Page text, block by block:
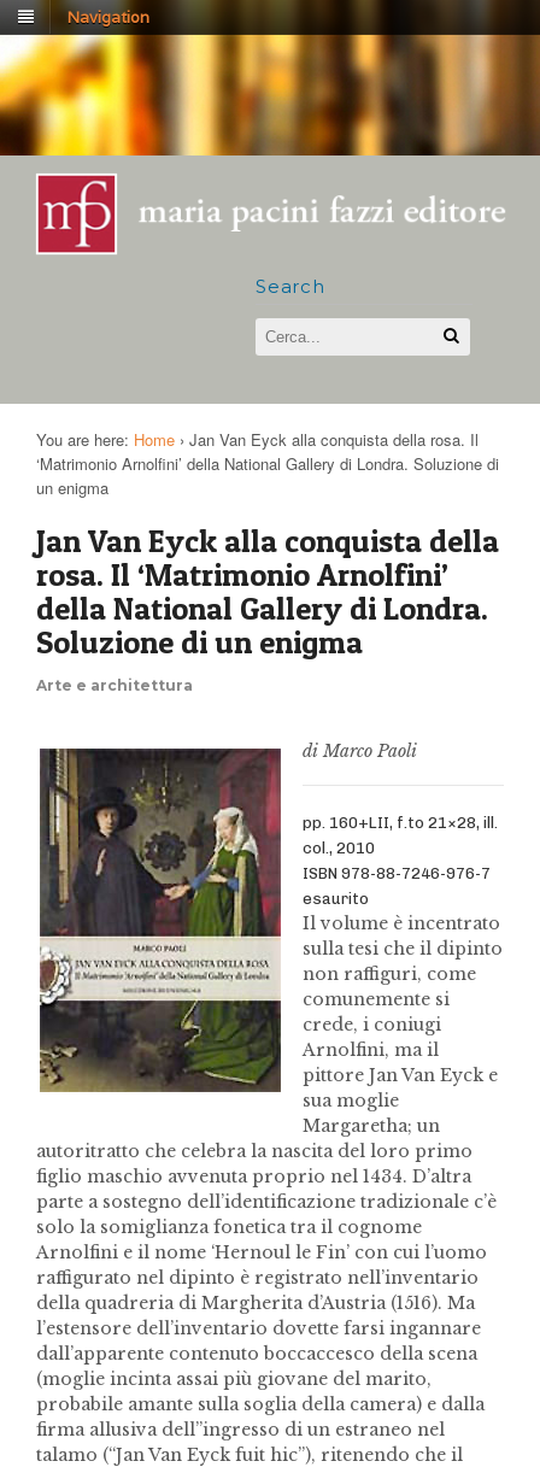
Navigation
Search
You are here: Home › Jan Van Eyck alla conquista della rosa. Il
‘Matrimonio Arnolfini’ della National Gallery di Londra. Soluzione di
un enigma
Jan Van Eyck alla conquista della
rosa. Il ‘Matrimonio Arnolfini’
della National Gallery di Londra.
Soluzione di un enigma
Arte e architettura
di Marco Paoli
pp. 160+LII, f.to 21×28, ill.
col., 2010
ISBN 978-88-7246-976-7
esaurito
Il volume è incentrato
sulla tesi che il dipinto
non raffiguri, come
comunemente si
crede, i coniugi
Arnolfini, ma il
pittore Jan Van Eyck e
sua moglie
Margaretha; un
autoritratto che celebra la nascita del loro primo
figlio maschio avvenuta proprio nel 1434. D’altra
parte a sostegno dell’identificazione tradizionale c’è
solo la somiglianza fonetica tra il cognome
Arnolfini e il nome ‘Hernoul le Fin’ con cui l’uomo
raffigurato nel dipinto è registrato nell’inventario
della quadreria di Margherita d’Austria (1516). Ma
l’estensore dell’inventario dovette farsi ingannare
dall’apparente contenuto boccaccesco della scena
(moglie incinta assai più giovane del marito,
probabile amante sulla soglia della camera) e dalla
firma allusiva dell”ingresso di un estraneo nel
talamo (“Jan Van Eyck fuit hic”), ritenendo che il